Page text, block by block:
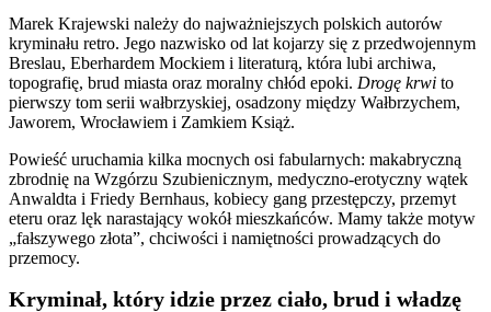
Marek Krajewski należy do najważniejszych polskich autorów
kryminału retro. Jego nazwisko od lat kojarzy się z przedwojennym
Breslau, Eberhardem Mockiem i literaturą, która lubi archiwa,
topografię, brud miasta oraz moralny chłód epoki. Drogę krwi to
pierwszy tom serii wałbrzyskiej, osadzony między Wałbrzychem,
Jaworem, Wrocławiem i Zamkiem Książ.
Powieść uruchamia kilka mocnych osi fabularnych: makabryczną
zbrodnię na Wzgórzu Szubienicznym, medyczno-erotyczny wątek
Anwaldta i Friedy Bernhaus, kobiecy gang przestępczy, przemyt
eteru oraz lęk narastający wokół mieszkańców. Mamy także motyw
„fałszywego złota”, chciwości i namiętności prowadzących do
przemocy.
Kryminał, który idzie przez ciało, brud i władzę